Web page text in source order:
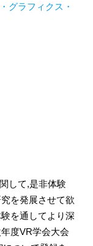
グラフィクス・
して,是非体験
を発展させて欲
を通してより深
度VR学会大会